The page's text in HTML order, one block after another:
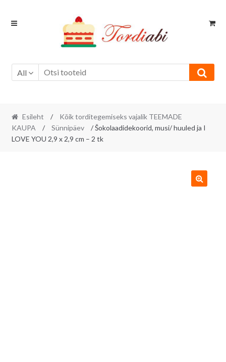
Skip
Skip
All
Esileht /
Kõik torditegemiseks vajalik TEEMADE
KAUPA
/ Sünnipäev
/ Šokolaadidekoorid, musi/ huuled ja I
LOVE YOU 2,9 x 2,9 cm – 2 tk